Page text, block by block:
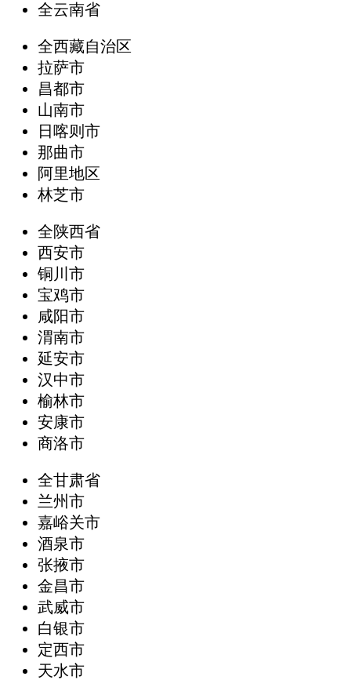
全云南省
全西藏自治区
拉萨市
昌都市
山南市
日喀则市
那曲市
阿里地区
林芝市
全陕西省
西安市
铜川市
宝鸡市
咸阳市
渭南市
延安市
汉中市
榆林市
安康市
商洛市
全甘肃省
兰州市
嘉峪关市
酒泉市
张掖市
金昌市
武威市
白银市
定西市
天水市